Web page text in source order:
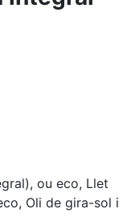
ou eco, Llet
Oli de gira-sol i